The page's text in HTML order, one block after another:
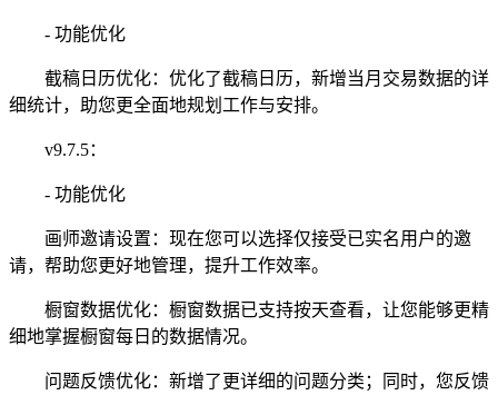
- 功能优化
截稿日历优化：优化了截稿日历，新增当月交易数据的详
细统计，助您更全面地规划工作与安排。
v9.7.5：
- 功能优化
画师邀请设置：现在您可以选择仅接受已实名用户的邀
请，帮助您更好地管理，提升工作效率。
橱窗数据优化：橱窗数据已支持按天查看，让您能够更精
细地掌握橱窗每日的数据情况。
问题反馈优化：新增了更详细的问题分类；同时，您反馈